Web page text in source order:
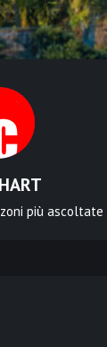
più ascoltate